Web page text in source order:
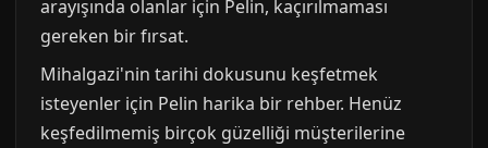
arayışında olanlar için Pelin, kaçırılmaması
gereken bir fırsat.
Mihalgazi'nin tarihi dokusunu keşfetmek
isteyenler için Pelin harika bir rehber. Henüz
keşfedilmemiş birçok güzelliği müşterilerine